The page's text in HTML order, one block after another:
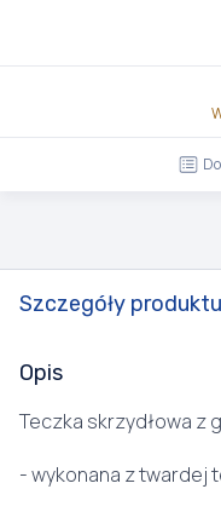
Szczegóły produktu
Opis
Teczka skrzydłowa z
- wykonana z twardej